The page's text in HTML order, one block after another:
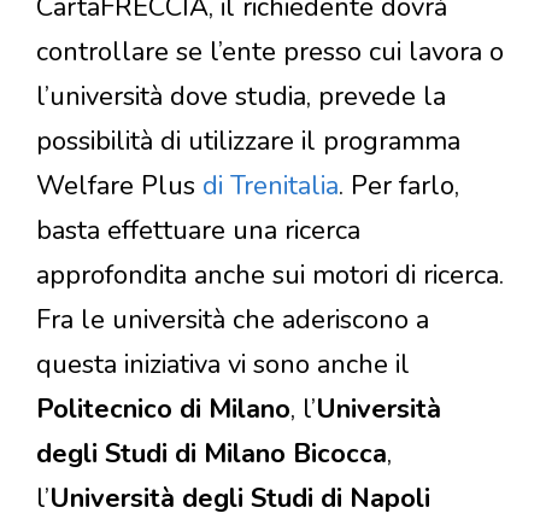
CartaFRECCIA, il richiedente dovrà
controllare se l’ente presso cui lavora o
l’università dove studia, prevede la
possibilità di utilizzare il programma
Welfare Plus di Trenitalia. Per farlo,
basta effettuare una ricerca
approfondita anche sui motori di ricerca.
Fra le università che aderiscono a
questa iniziativa vi sono anche il
Politecnico di Milano, l’Università
degli Studi di Milano Bicocca,
l’Università degli Studi di Napoli